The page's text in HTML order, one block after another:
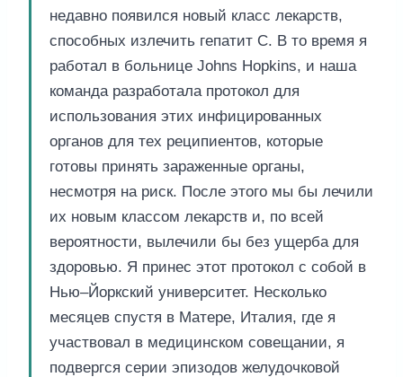
недавно появился новый класс лекарств,
способных излечить гепатит С. В то время я
работал в больнице Johns Hopkins, и наша
команда разработала протокол для
использования этих инфицированных
органов для тех реципиентов, которые
готовы принять зараженные органы,
несмотря на риск. После этого мы бы лечили
их новым классом лекарств и, по всей
вероятности, вылечили бы без ущерба для
здоровью. Я принес этот протокол с собой в
Нью–Йоркский университет. Несколько
месяцев спустя в Матере, Италия, где я
участвовал в медицинском совещании, я
подвергся серии эпизодов желудочковой